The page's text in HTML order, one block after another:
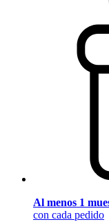
Al menos 1
con cada pedido